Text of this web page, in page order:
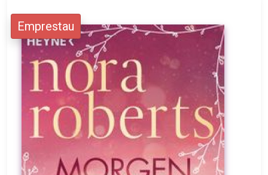
Emprestau